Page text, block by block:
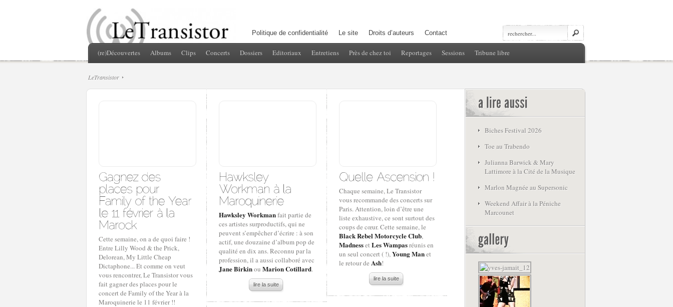
Politique de confidentialité Le site Droits d’auteurs Contact
(re)Découvertes Albums Clips Concerts Dossiers Editoriaux Entretiens Près de chez toi Reportages Sessions Tribune libre
LeTransistor
Cette semaine, on a de quoi faire !
Entre Lilly Wood & the Prick,
Delorean, My Little Cheap
Dictaphone... Et comme on veut
vous rencontrer, Le Transistor vous
fait gagner des places pour le
concert de Family of the Year à la
Maroquinerie le 11 février !!
Hawksley Workmanfait partie de
ces artistes surproductifs, qui ne
peuvent s’empêcher d’écrire : à son
actif, une douzaine d’album pop de
qualité en dix ans. Reconnu par la
profession, il a aussi collaboré avec
Jane Birkinou Marion Cotillard.
lire la suite
Chaque semaine, Le Transistor
vous recommande des concerts sur
Paris. Attention, loin d’être une
liste exhaustive, ce sont surtout des
coups de cœur. Cette semaine, le
Black Rebel Motorcycle Club,
Madnesset Les Wampasréunis en
un seul concert ( !),Young Manet
le retour de Ash!
lire la suite
Biches Festival 2026
Toe au Trabendo
Julianna Barwick & Mary
Lattimore à la Cité de la Musique
Marlon Magnée au Supersonic
Weekend Affair à la Péniche
Marcounet